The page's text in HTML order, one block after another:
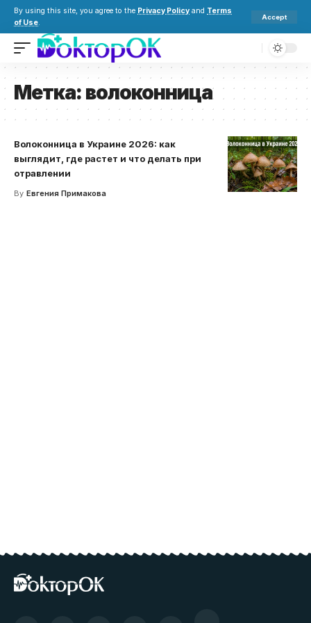
By using this site, you agree to the Privacy Policy and Terms
of Use.
Accept
Метка: волоконница
Волоконница в Украине 2026: как
выглядит, где растет и что делать при
отравлении
By Евгения Примакова